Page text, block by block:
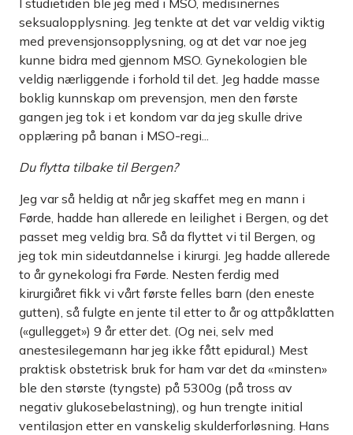
I studietiden ble jeg med i MSO, medisinernes
seksualopplysning. Jeg tenkte at det var veldig viktig
med prevensjonsopplysning, og at det var noe jeg
kunne bidra med gjennom MSO. Gynekologien ble
veldig nærliggende i forhold til det. Jeg hadde masse
boklig kunnskap om prevensjon, men den første
gangen jeg tok i et kondom var da jeg skulle drive
opplæring på banan i MSO-regi...
Du flytta tilbake til Bergen?
Jeg var så heldig at når jeg skaffet meg en mann i
Førde, hadde han allerede en leilighet i Bergen, og det
passet meg veldig bra. Så da flyttet vi til Bergen, og
jeg tok min sideutdannelse i kirurgi. Jeg hadde allerede
to år gynekologi fra Førde. Nesten ferdig med
kirurgiåret fikk vi vårt første felles barn (den eneste
gutten), så fulgte en jente til etter to år og attpåklatten
(«gullegget») 9 år etter det. (Og nei, selv med
anestesilegemann har jeg ikke fått epidural.) Mest
praktisk obstetrisk bruk for ham var det da «minsten»
ble den største (tyngste) på 5300g (på tross av
negativ glukosebelastning), og hun trengte initial
ventilasjon etter en vanskelig skulderforløsning. Hans